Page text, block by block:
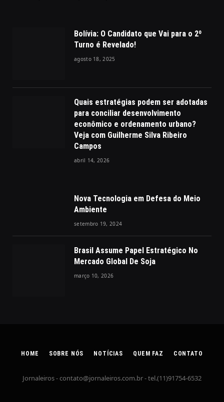
Bolívia: O Candidato que Vai para o 2º
Turno é Revelado!
agosto 18, 2025
Quais estratégias podem ser adotadas
para conciliar desenvolvimento
econômico e ordenamento urbano?
Veja com Guilherme Silva Ribeiro
Campos
abril 14, 2026
Nova Tecnologia em Defesa do Meio
Ambiente
setembro 19, 2024
Brasil Assume Papel Estratégico No
Mercado Global De Soja
março 10, 2026
HOME SOBRE NÓS NOTÍCIAS QUEM FAZ CONTATO
Jornaleiros -contato@jornaleiros.com.br- tel.(11)91754-6532